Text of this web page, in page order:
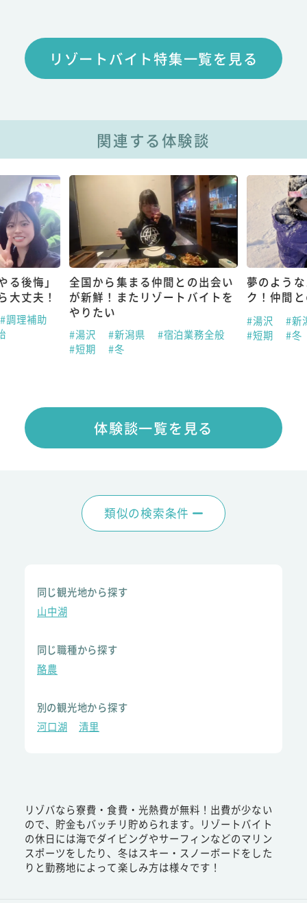
リゾートバイト特集一覧を見る
関連する体験談
る後悔」
大丈夫！
#調理補助
全国から集まる仲間との出会い
が新鮮！またリゾートバイトを
やりたい
#湯沢 #新潟県
#宿泊業務全般
#短期
#冬
夢のよう
ク！仲間
#湯沢
#新
#短期
#冬
体験談一覧を見る
類似の検索条件
同じ観光地から探す
山中湖
同じ職種から探す
酪農
別の観光地から探す
河口湖
清里
リゾバなら寮費・食費・光熱費が無料！出費が少ない
ので、貯金もバッチリ貯められます。リゾートバイト
の休日には海でダイビングやサーフィンなどのマリン
スポーツをしたり、冬はスキー・スノーボードをした
りと勤務地によって楽しみ方は様々です！